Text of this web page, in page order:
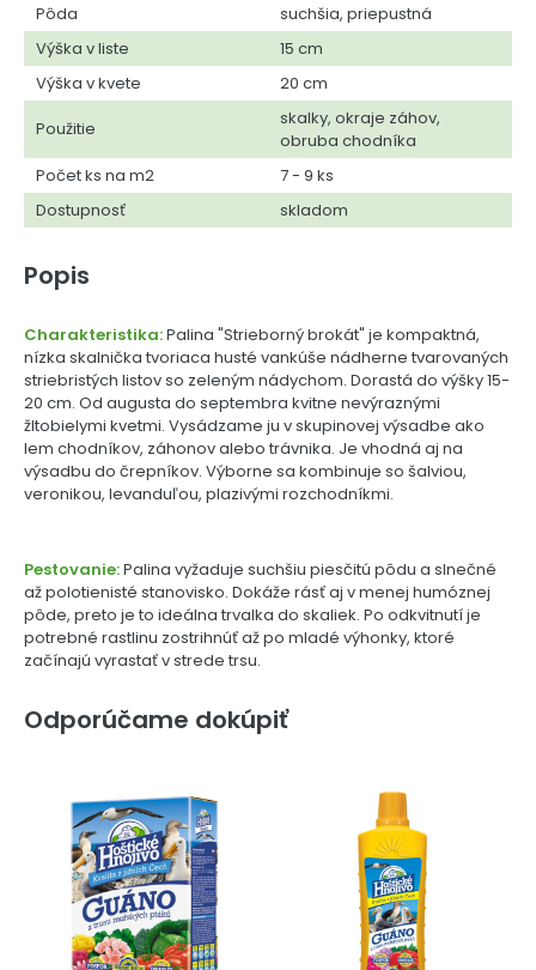
Pôda
suchšia, priepustná
Výška v liste
15 cm
Výška v kvete
20 cm
Použitie
skalky, okraje záhov,
obruba chodníka
Počet ks na m2
7 - 9 ks
Dostupnosť
skladom
Popis
Charakteristika:Palina "Strieborný brokát" je kompaktná,
nízka skalnička tvoriaca husté vankúše nádherne tvarovaných
striebristých listov so zeleným nádychom. Dorastá do výšky 15-
20 cm. Od augusta do septembra kvitne nevýraznými
žltobielymi kvetmi. Vysádzame ju v skupinovej výsadbe ako
lem chodníkov, záhonov alebo trávnika. Je vhodná aj na
výsadbu do črepníkov. Výborne sa kombinuje so šalviou,
veronikou, levanduľou, plazivými rozchodníkmi.
Pestovanie:Palina vyžaduje suchšiu piesčitú pôdu a slnečné
až polotienisté stanovisko. Dokáže rásť aj v menej humóznej
pôde, preto je to ideálna trvalka do skaliek. Po odkvitnutí je
potrebné rastlinu zostrihnúť až po mladé výhonky, ktoré
začínajú vyrastať v strede trsu.
Odporúčame dokúpiť